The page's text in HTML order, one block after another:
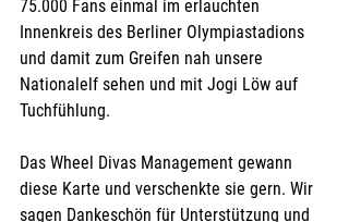
75.000 Fans einmal im erlauchten
Innenkreis des Berliner Olympiastadions
und damit zum Greifen nah unsere
Nationalelf sehen und mit Jogi Löw auf
Tuchfühlung.
Das Wheel Divas Management gewann
diese Karte und verschenkte sie gern. Wir
sagen Dankeschön für Unterstützung und